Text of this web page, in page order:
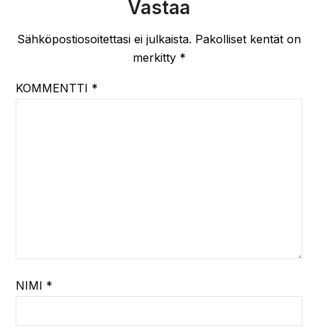
Vastaa
Sähköpostiosoitettasi ei julkaista. Pakolliset kentät on
merkitty *
KOMMENTTI *
NIMI *